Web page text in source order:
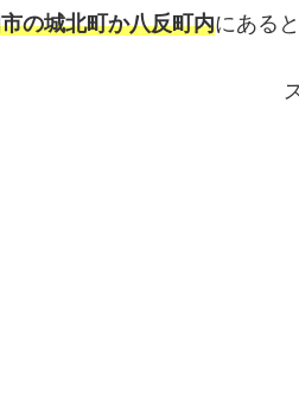
の城北町か八反町内にある